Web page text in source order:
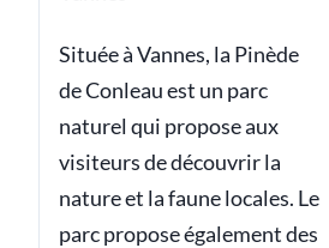
Située à Vannes, la Pinède
de Conleau est un parc
naturel qui propose aux
visiteurs de découvrir la
nature et la faune locales. Le
parc propose également des